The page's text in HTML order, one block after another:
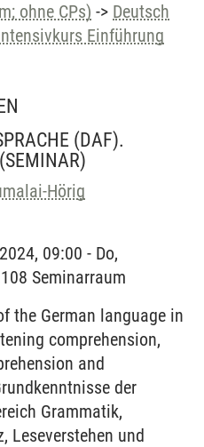
ohne CPs) -> Deutsch
Einführung
(DAF).
(SEMINAR)
Hörig
09:00 - Do,
Seminarraum
the German language in
comprehension,
and
der
Grammatik,
Leseverstehen und